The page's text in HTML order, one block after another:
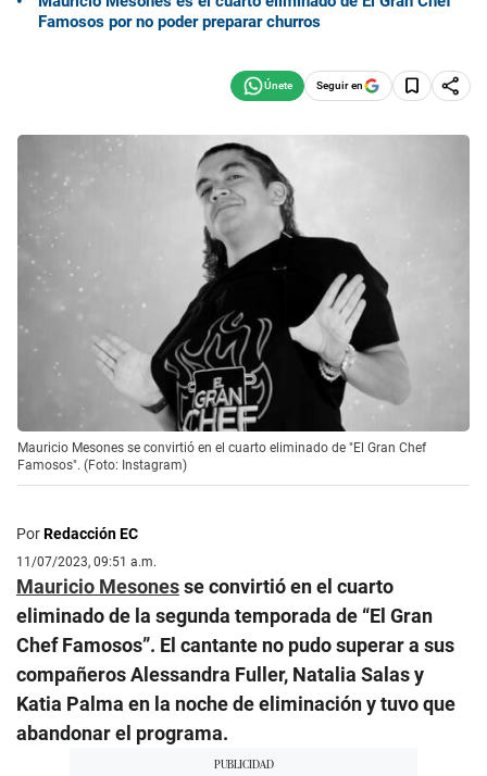
Famosos por no poder preparar churros
Seguir en
Mauricio Mesones se convirtió en el cuarto eliminado de "El Gran Chef
Famosos". (Foto: Instagram)
PorRedacción EC
11/07/2023, 09:51 a.m.
Mauricio Mesonesse convirtió en el cuarto
eliminado de la segunda temporada de “El Gran
Chef Famosos”. El cantante no pudo superar a sus
compañeros Alessandra Fuller, Natalia Salas y
Katia Palma en la noche de eliminación y tuvo que
abandonar el programa.